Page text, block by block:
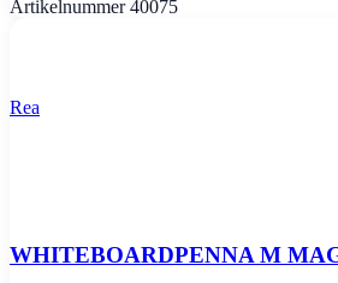
Artikelnummer40075
Rea
WHITEBOARDPENNA M